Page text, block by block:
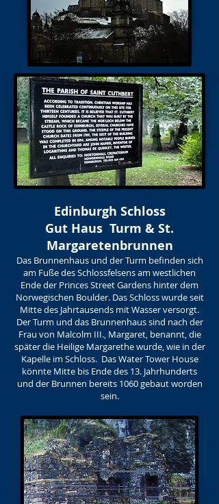
Edinburgh Schloss
Gut Haus Turm & St.
Margaretenbrunnen
Das Brunnenhaus und der Turm befinden sich
am Fuße des Schlossfelsens am westlichen
Ende der Princes Street Gardens hinter dem
Norwegischen Boulder. Das Schloss wurde seit
Mitte des Jahrtausends mit Wasser versorgt.
Der Turm und das Brunnenhaus sind nach der
Frau von Malcolm III., Margaret, benannt, die
später die Heilige Margarethe wurde, wie in der
Kapelle im Schloss. Das Water Tower House
könnte Mitte bis Ende des 13. Jahrhunderts
und der Brunnen bereits 1060 gebaut worden
sein.